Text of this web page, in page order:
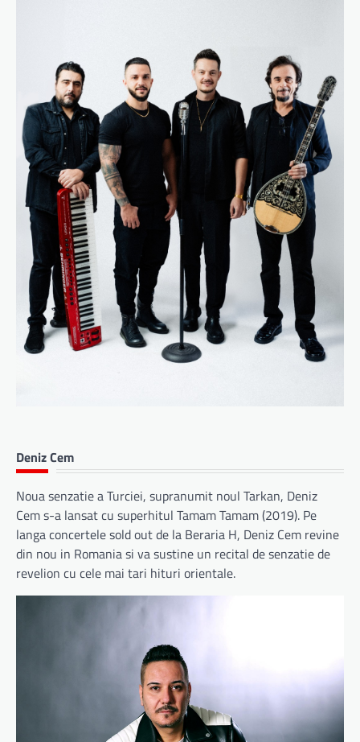
Deniz Cem
Noua senzatie a Turciei, supranumit noul Tarkan, Deniz
Cem s-a lansat cu superhitul Tamam Tamam (2019). Pe
langa concertele sold out de la Beraria H, Deniz Cem revine
din nou in Romania si va sustine un recital de senzatie de
revelion cu cele mai tari hituri orientale.